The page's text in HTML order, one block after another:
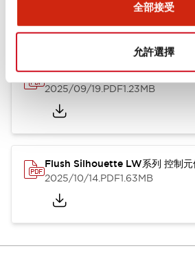
全部接受
允許選擇
Flush Silhouette LW系列 控制元
2025/09/19.PDF1.23MB
Flush Silhouette LW系列 控制元
2025/10/14.PDF1.63MB